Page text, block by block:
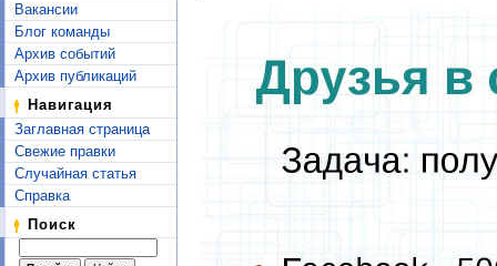
Вакансии
Блог команды
Архив событий
Архив публикаций
Навигация
Заглавная страница
Свежие правки
Случайная статья
Справка
Поиск